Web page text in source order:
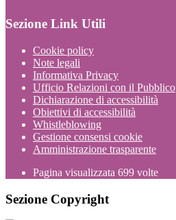
Sezione Link Utili
Cookie policy
Note legali
Informativa Privacy
Ufficio Relazioni con il Pubblico
Dichiarazione di accessibilità
Obiettivi di accessibilità
Whistleblowing
Gestione consensi cookie
Amministrazione trasparente
Pagina visualizzata 699 volte
Sezione Copyright